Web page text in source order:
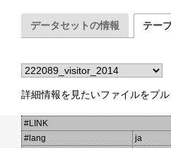
データセットの情報 テー
詳細情報を見たいファイルをプ
#LINK
#lang
ja